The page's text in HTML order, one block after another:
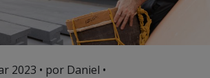
2023 • por Daniel •